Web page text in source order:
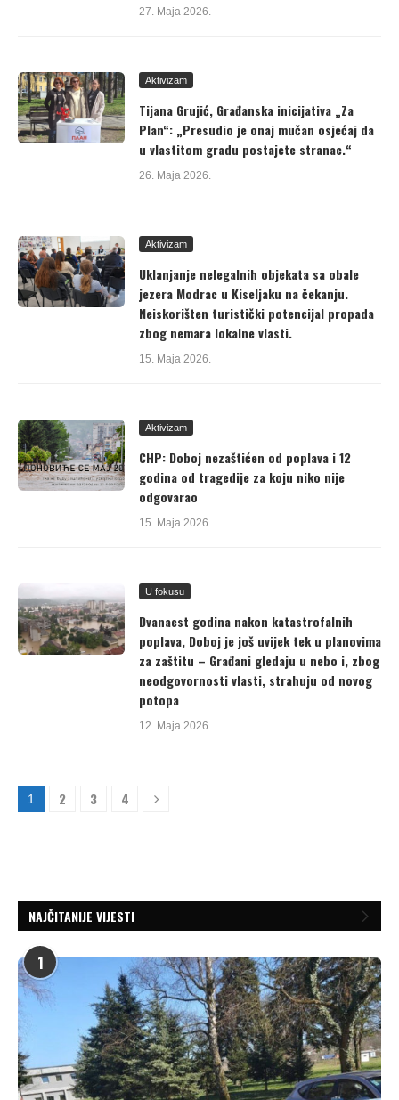
27. Maja 2026.
Aktivizam
Tijana Grujić, Građanska inicijativa „Za
Plan“: „Presudio je onaj mučan osjećaj da
u vlastitom gradu postajete stranac.“
26. Maja 2026.
Aktivizam
Uklanjanje nelegalnih objekata sa obale
jezera Modrac u Kiseljaku na čekanju.
Neiskorišten turistički potencijal propada
zbog nemara lokalne vlasti.
15. Maja 2026.
Aktivizam
CHP: Doboj nezaštićen od poplava i 12
godina od tragedije za koju niko nije
odgovarao
15. Maja 2026.
U fokusu
Dvanaest godina nakon katastrofalnih
poplava, Doboj je još uvijek tek u planovima
za zaštitu – Građani gledaju u nebo i, zbog
neodgovornosti vlasti, strahuju od novog
potopa
12. Maja 2026.
1 2 3 4
NAJČITANIJE VIJESTI
1